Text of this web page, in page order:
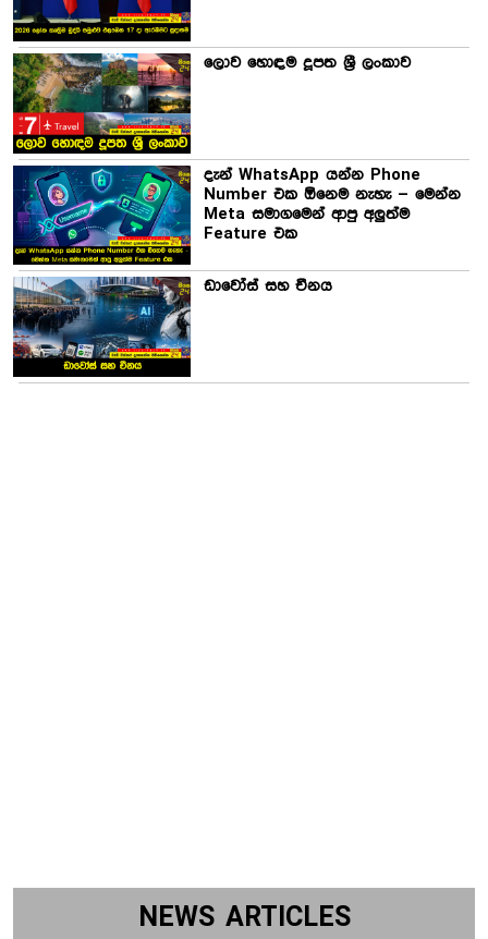
ලොව හොඳම දූපත ශ්‍රී ලංකාව
දැන් WhatsApp යන්න Phone
Number එක ඕනෙම නැහැ – මෙන්න
Meta සමාගමෙන් ආපු අලුත්ම
Feature එක
ඩාවෝස් සහ චීනය
NEWS ARTICLES